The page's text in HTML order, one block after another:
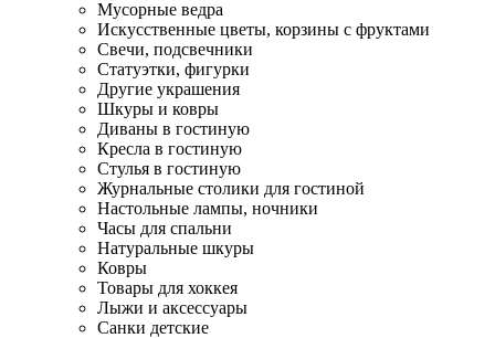
Мусорные ведра
Искусственные цветы, корзины с фруктами
Свечи, подсвечники
Статуэтки, фигурки
Другие украшения
Шкуры и ковры
Диваны в гостиную
Кресла в гостиную
Стулья в гостиную
Журнальные столики для гостиной
Настольные лампы, ночники
Часы для спальни
Натуральные шкуры
Ковры
Товары для хоккея
Лыжи и аксессуары
Санки детские